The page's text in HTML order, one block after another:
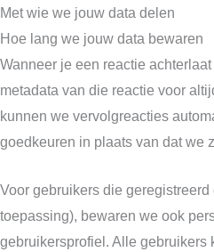
Met wie we jouw data delen
Hoe lang we jouw data bewaren
Wanneer je een reactie
metadata van die reactie voor
kunnen we vervolgreacties
goedkeuren in plaats van dat we
Voor gebruikers die
toepassing), bewaren we ook
gebruikersprofiel. Alle gebruikers